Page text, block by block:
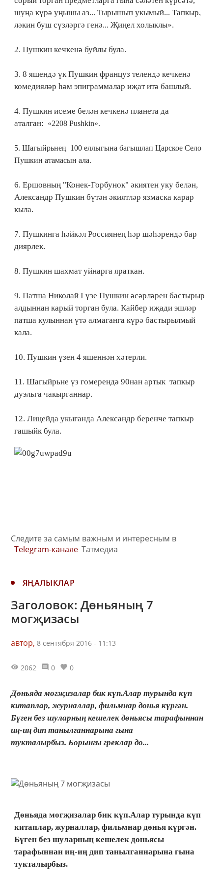
шуңа күрә уңышы аз... Тырышып укымый... Тапкыр,
ләкин буш сүзләргә генә... Җиңел холыклы».
2. Пушкин кечкенә буйлы була.
3. 8 яшендә үк Пушкин француз телендә кечкенә
комедияләр һәм эпиграммалар иҗат итә башлый.
4. Пушкин исеме белән кечкенә планета да
аталган: «2208 Pushkin».
5. Шагыйрьнең 100 еллыгына багышлап Царское Село
Пушкин атамасын ала.
6. Ершовның "Конек-Горбунок" әкиятен уку белән,
Александр Пушкин бүтән әкиятләр язмаска карар
кыла.
7. Пушкинга һәйкәл Россиянең һәр шәһәрендә бар
диярлек.
8. Пушкин шахмат уйнарга яраткан.
9. Патша Николай I үзе Пушкин әсәрләрен бастырыр
алдыннан карый торган була. Кайбер иҗади эшләр
патша кулыннан үтә алмаганга күрә бастырылмый
кала.
10. Пушкин үзен 4 яшеннән хәтерли.
11. Шагыйрьне үз гомерендә 90нан артык тапкыр
дуэльга чакырганнар.
12. Лицейда укыганда Александр беренче тапкыр
гашыйк була.
Следите за самым важным и интересным в
Telegram-канале Татмедиа
ЯҢАЛЫКЛАР
Заголовок: Дөньяның 7
могҗизасы
автор, 8 сентября 2016 - 11:13
2062 0 0
Дөньяда могҗизалар бик күп.Алар турында күп
китаплар, журналлар, фильмнар дөнья күргән.
Бүген без шуларның кешелек дөньясы тарафыннан
иң-иң дип танылганнарына гына
тукталырбыз. Борынгы греклар дө...
Дөньяда могҗизалар бик күп.Алар турында күп
китаплар, журналлар, фильмнар дөнья күргән.
Бүген без шуларның кешелек дөньясы
тарафыннан иң-иң дип танылганнарына гына
тукталырбыз.